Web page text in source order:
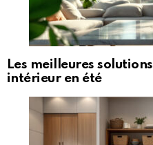
Les meilleures
intérieur en été